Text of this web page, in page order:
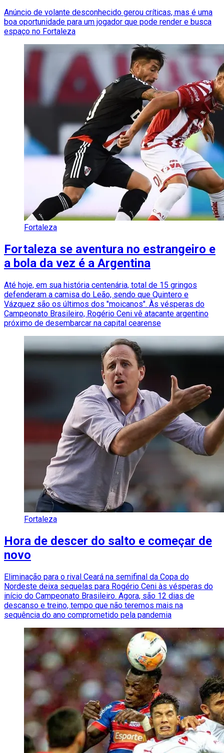
Anúncio de volante desconhecido gerou críticas, mas é uma
boa oportunidade para um jogador que pode render e busca
espaço no Fortaleza
Fortaleza
Fortaleza se aventura no estrangeiro e
a bola da vez é a Argentina
Até hoje, em sua história centenária, total de 15 gringos
defenderam a camisa do Leão, sendo que Quintero e
Vázquez são os últimos dos "moicanos". Às vésperas do
Campeonato Brasileiro, Rogério Ceni vê atacante argentino
próximo de desembarcar na capital cearense
Fortaleza
Hora de descer do salto e começar de
novo
Eliminação para o rival Ceará na semifinal da Copa do
Nordeste deixa sequelas para Rogério Ceni às vésperas do
início do Campeonato Brasileiro. Agora, são 12 dias de
descanso e treino, tempo que não teremos mais na
sequência do ano comprometido pela pandemia